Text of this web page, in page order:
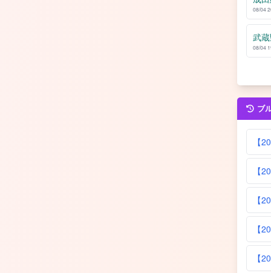
08/04
武
08/04
ブ
【
【
【
【
【